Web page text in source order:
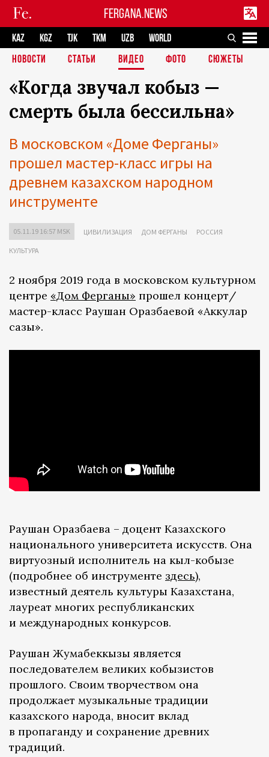
FERGANA.NEWS
KAZ KGZ TJK TKM UZB
WORLD
НОВОСТИ
СТАТЬИ ВИДЕО ФОТО СЮЖЕТЫ
«Когда звучал кобыз —
смерть была бессильна»
В московском «Доме Ферганы»
прошел мастер-класс игры на
древнем казахском народном
инструменте
05.11.19 16:57 MSK ЦИВИЛИЗАЦИЯ ДОМ ФЕРГАНЫ РОССИЯ
КУЛЬТУРА
2 ноября 2019 года в московском культурном
центре «Дом Ферганы» прошел концерт/
мастер-класс Раушан Оразбаевой «Аккулар
сазы».
Раушан Оразбаева – доцент Казахского
национального университета искусств. Она
виртуозный исполнитель на кыл-кобызе
(подробнее об инструменте здесь),
известный деятель культуры Казахстана,
лауреат многих республиканских
и международных конкурсов.
Раушан Жумабеккызы является
последователем великих кобызистов
прошлого. Своим творчеством она
продолжает музыкальные традиции
казахского народа, вносит вклад
в пропаганду и сохранение древних
традиций.